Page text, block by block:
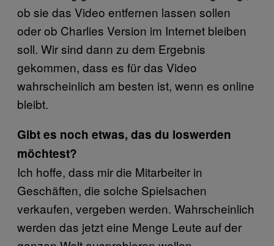
ob sie das Video entfernen lassen sollen
oder ob Charlies Version im Internet bleiben
soll. Wir sind dann zu dem Ergebnis
gekommen, dass es für das Video
wahrscheinlich am besten ist, wenn es online
bleibt.
Gibt es noch etwas, das du loswerden
möchtest?
Ich hoffe, dass mir die Mitarbeiter in
Geschäften, die solche Spielsachen
verkaufen, vergeben werden. Wahrscheinlich
werden das jetzt eine Menge Leute auf der